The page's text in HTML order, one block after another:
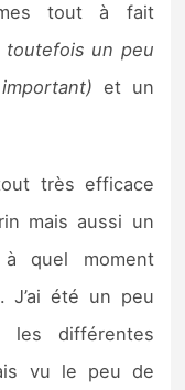
tout à fait
un peu
et un
très efficace
mais aussi un
quel moment
J’ai été un peu
les différentes
vu le peu de